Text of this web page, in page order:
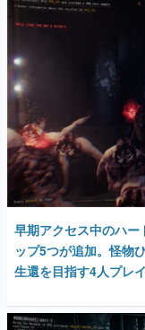
早期アクセス中のハ
ップ5つが追加。怪物
生還を目指す4人プレ